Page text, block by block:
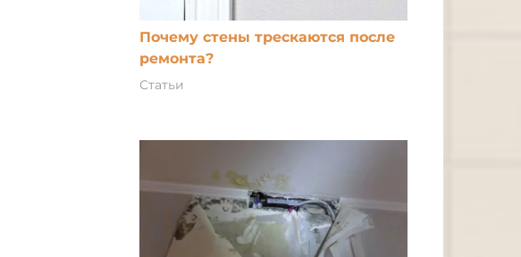
Почему стены трескаются после
ремонта?
Статьи